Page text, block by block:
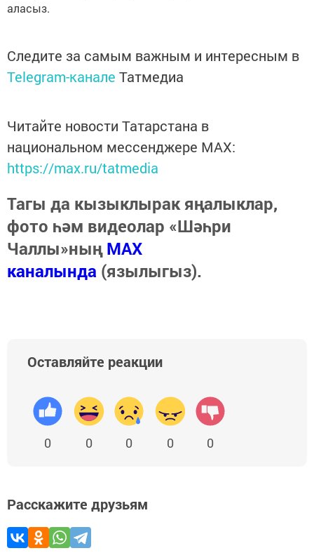
аласыз.
Следите за самым важным и интересным в
Telegram-канале Татмедиа
Читайте новости Татарстана в
национальном мессенджере MАХ:
https://max.ru/tatmedia
Тагы да кызыклырак яңалыклар,
фото һәм видеолар «Шәһри
Чаллы»ныңMAX
каналында (язылыгыз).
Оставляйте реакции
0 0 0 0 0
Расскажите друзьям